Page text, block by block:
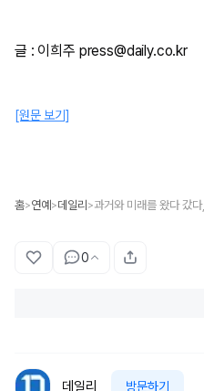
글 : 이희주 press@daily.co.kr
[원문 보기]
홈>연예 >데일리 >과거와 미래를 왔다 갔
0
데일리 방문하기